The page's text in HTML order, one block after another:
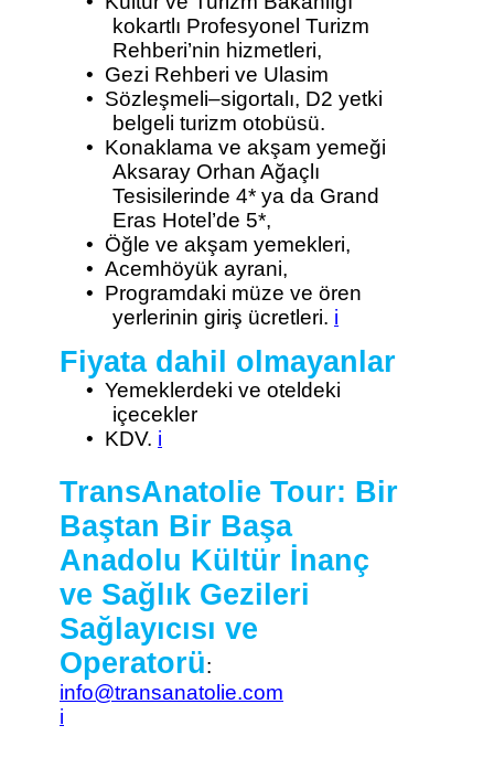
kokartlı Profesyonel Turizm
Rehberi’nin hizmetleri,
• Gezi Rehberi ve Ulasim
• Sözleşmeli–sigortalı, D2 yetki
belgeli turizm otobüsü.
• Konaklama ve akşam yemeği
Aksaray Orhan Ağaçlı
Tesisilerinde 4* ya da Grand
Eras Hotel’de 5*,
• Öğle ve akşam yemekleri,
• Acemhöyük ayrani,
• Programdaki müze ve ören
yerlerinin giriş ücretleri. i
Fiyata dahil olmayanlar
• Yemeklerdeki ve oteldeki
içecekler
• KDV. i
TransAnatolie Tour: Bir
Baştan Bir Başa
Anadolu Kültür İnanç
ve Sağlık Gezileri
Sağlayıcısı ve
Operatorü:
info@transanatolie.com
i